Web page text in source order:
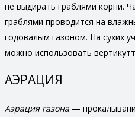
не выдирать граблями корни.
граблями проводится на
годовалым газоном. На сухих
можно использовать
АЭРАЦИЯ
Аэрация газона —